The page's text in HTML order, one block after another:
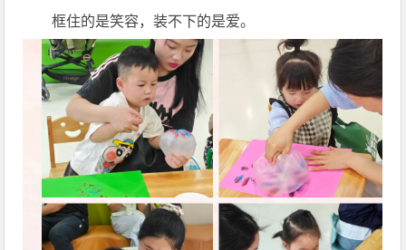
框住的是笑容，装不下的是爱。